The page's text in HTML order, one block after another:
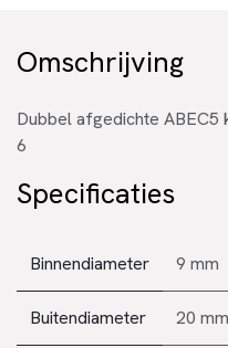
Omschrijving
Dubbel afgedichte ABEC5
6
Specificaties
Binnendiameter 9 mm
Buitendiameter 20 mm